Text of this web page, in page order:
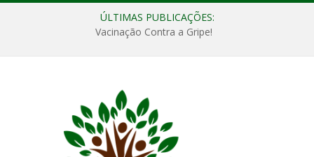
ÚLTIMAS PUBLICAÇÕES:
Vacinação Contra a Gripe!